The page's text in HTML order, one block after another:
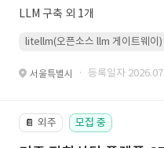
LLM 구축 외 1개
litellm(오픈소스 llm 게이트웨이
서울특별시 · 등록일자
📔 외주 모집 중